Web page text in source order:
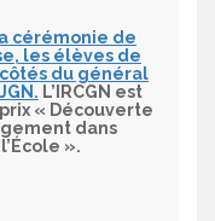
cérémonie de
les élèves de
du général
L’IRCGN est
« Découverte
dans
».